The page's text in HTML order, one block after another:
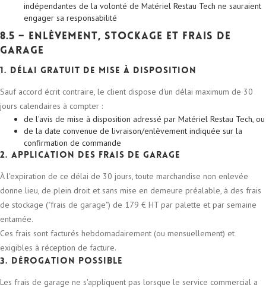
indépendantes de la volonté de Matériel Restau Tech ne sauraient
engager sa responsabilité
8.5 – Enlèvement, stockage et frais de
garage
1. Délai gratuit de mise à disposition
Sauf accord écrit contraire, le client dispose d'un délai maximum de 30
jours calendaires à compter :
de l'avis de mise à disposition adressé par Matériel Restau Tech, ou
de la date convenue de livraison/enlèvement indiquée sur la
confirmation de commande
2. Application des frais de garage
À l'expiration de ce délai de 30 jours, toute marchandise non enlevée
donne lieu, de plein droit et sans mise en demeure préalable, à des frais
de stockage ("frais de garage") de 179 € HT par palette et par semaine
entamée.
Ces frais sont facturés hebdomadairement (ou mensuellement) et
exigibles à réception de facture.
3. Dérogation possible
Les frais de garage ne s'appliquent pas lorsque le service commercial a